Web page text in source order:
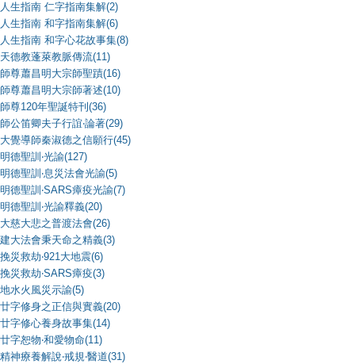
人生指南 仁字指南集解(2)
人生指南 和字指南集解(6)
人生指南 和字心花故事集(8)
天德教蓬萊教脈傳流(11)
師尊蕭昌明大宗師聖蹟(16)
師尊蕭昌明大宗師著述(10)
師尊120年聖誕特刊(36)
師公笛卿夫子行誼‧論著(29)
大覺導師秦淑德之信願行(45)
明德聖訓‧光諭(127)
明德聖訓‧息災法會光諭(5)
明德聖訓‧SARS瘴疫光諭(7)
明德聖訓‧光諭釋義(20)
大慈大悲之普渡法會(26)
建大法會秉天命之精義(3)
挽災救劫‧921大地震(6)
挽災救劫‧SARS瘴疫(3)
地水火風災示諭(5)
廿字修身之正信與實義(20)
廿字修心養身故事集(14)
廿字恕物‧和愛物命(11)
精神療養解說‧戒規‧醫道(31)